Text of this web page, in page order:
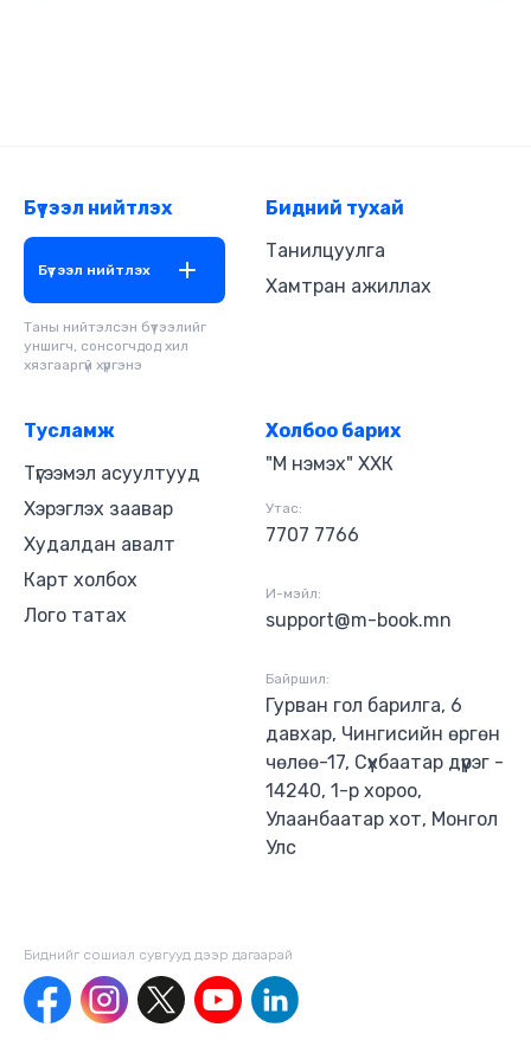
Бүтээл нийтлэх
Бүтээл нийтлэх
Таны нийтэлсэн бүтээлийг
уншигч, сонсогчдод хил
хязгааргүй хүргэнэ
Бидний тухай
Танилцуулга
Хамтран ажиллах
Тусламж
Түгээмэл асуултууд
Хэрэглэх заавар
Худалдан авалт
Карт холбох
Лого татах
Холбоо барих
"М нэмэх" ХХК
Утас:
7707 7766
И-мэйл:
support@m-book.mn
Байршил:
Гурван гол барилга, 6
давхар, Чингисийн өргөн
чөлөө-17, Сүхбаатар дүүрэг -
14240, 1-р хороо,
Улаанбаатар хот, Монгол
Улс
Биднийг сошиал сувгууд дээр дагаaрай